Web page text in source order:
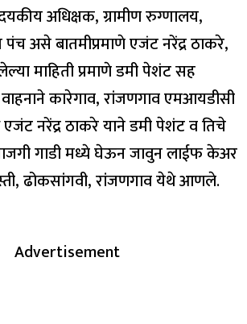
अधिक्षक, ग्रामीण रुग्णालय,
असे बातमीप्रमाणे एजंट नरेंद्र ठाकरे,
माहिती प्रमाणे डमी पेशंट सह
कारेगाव, रांजणगाव एमआयडीसी
नरेंद्र ठाकरे याने डमी पेशंट व तिचे
गाडी मध्ये घेऊन जावुन लाईफ केअर
ढोकसांगवी, रांजणगाव येथे आणले.
Advertisement